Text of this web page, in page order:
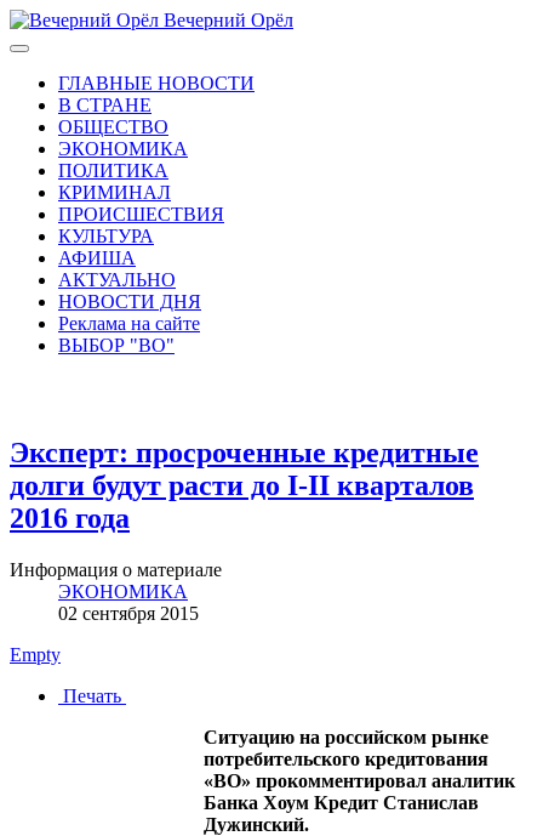
Вечерний Орёл
ГЛАВНЫЕ НОВОСТИ
В СТРАНЕ
ОБЩЕСТВО
ЭКОНОМИКА
ПОЛИТИКА
КРИМИНАЛ
ПРОИСШЕСТВИЯ
КУЛЬТУРА
АФИША
АКТУАЛЬНО
НОВОСТИ ДНЯ
Реклама на сайте
ВЫБОР "ВО"
Эксперт: просроченные кредитные
долги будут расти до I-II кварталов
2016 года
Информация о материале
ЭКОНОМИКА
02 сентября 2015
Empty
Печать
Ситуацию на российском рынке
потребительского кредитования
«ВО» прокомментировал аналитик
Банка Хоум Кредит Станислав
Дужинский.